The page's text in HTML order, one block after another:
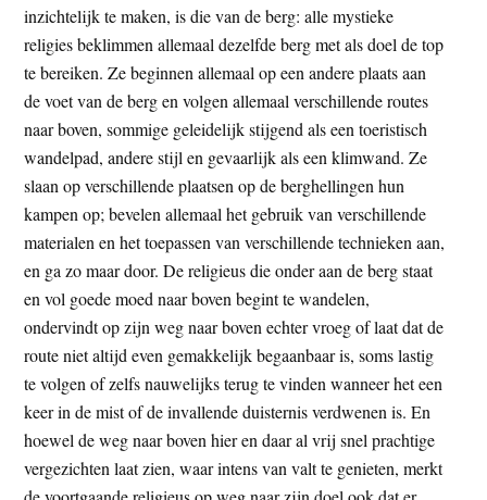
inzichtelijk te maken, is die van de berg: alle mystieke
religies beklimmen allemaal dezelfde berg met als doel de top
te bereiken. Ze beginnen allemaal op een andere plaats aan
de voet van de berg en volgen allemaal verschillende routes
naar boven, sommige geleidelijk stijgend als een toeristisch
wandelpad, andere stijl en gevaarlijk als een klimwand. Ze
slaan op verschillende plaatsen op de berghellingen hun
kampen op; bevelen allemaal het gebruik van verschillende
materialen en het toepassen van verschillende technieken aan,
en ga zo maar door. De religieus die onder aan de berg staat
en vol goede moed naar boven begint te wandelen,
ondervindt op zijn weg naar boven echter vroeg of laat dat de
route niet altijd even gemakkelijk begaanbaar is, soms lastig
te volgen of zelfs nauwelijks terug te vinden wanneer het een
keer in de mist of de invallende duisternis verdwenen is. En
hoewel de weg naar boven hier en daar al vrij snel prachtige
vergezichten laat zien, waar intens van valt te genieten, merkt